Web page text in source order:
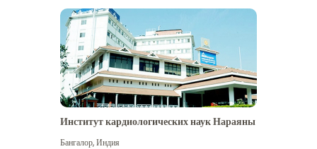
Институт кардиологических наук Нараяны
Бангалор,Индия